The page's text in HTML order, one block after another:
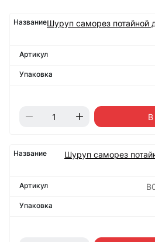
Шуруп саморез потайной
В
Шуруп саморез